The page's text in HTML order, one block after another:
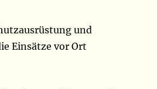
und
Einsätze vor Ort